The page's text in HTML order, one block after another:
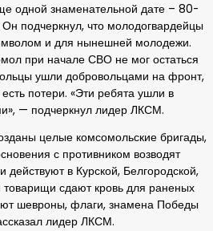
одной знаменательной дате – 80-
подчеркнул, что молодогвардейцы
и для нынешней молодежи.
при начале СВО не мог остаться
ушли добровольцами на фронт,
потери. «Эти ребята ушли в
— подчеркнул лидер ЛКСМ.
целые комсомольские бригады,
с противником возводят
в Курской, Белгородской,
товарищи сдают кровь для раненых
шевроны, флаги, знамена Победы
лидер ЛКСМ.